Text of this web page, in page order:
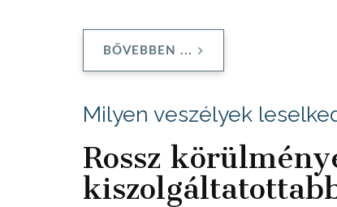
BŐVEBBEN ...
Milyen veszélyek
Rossz